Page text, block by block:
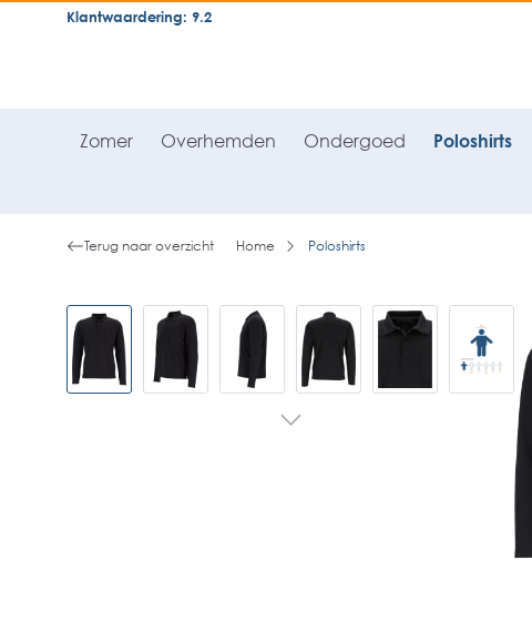
general.skipToNavigation
Klantwaardering: 9.2
Zomer Overhemden Ondergoed Poloshirts
Terug naar overzicht Home Poloshirts